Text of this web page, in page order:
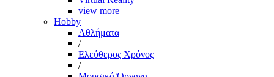
view more
Hobby
Αθλήματα
/
Ελεύθερος Χρόνος
/